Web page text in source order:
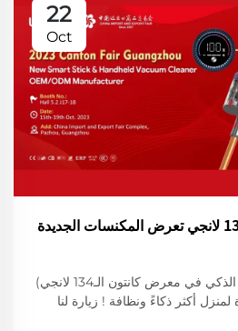
22
Oct
رائع معرض كانتون ال134 لانجي تعرض المكنسات الجديدة
تجربة أحدث تقنيات الفراغ الذكي في معرض كانتون الـ134 لانجي)
أكثر ذكاءً ونظافة ! زيارة لنا